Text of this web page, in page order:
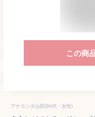
この商
アナコンダ山田(30代・女性)